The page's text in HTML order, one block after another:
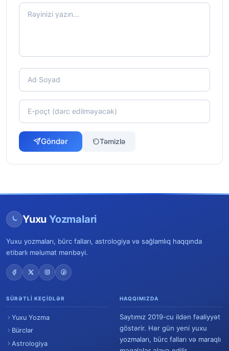
Göndər Təmizlə
Yuxu Yozmalari
Yuxu yozmaları, bürc falları, astrologiya və sağlamlıq haqqında
etibarlı məlumat mənbəyi.
SÜRƏTLI KEÇIDLƏR
Yuxu Yozma
Bürclər
Astrologiya
HAQQIMIZDA
Saytımız 2019-cu ildən fəaliyyət
göstərir. Hər gün yeni yuxu
yozmaları, bürc falları və maraqlı